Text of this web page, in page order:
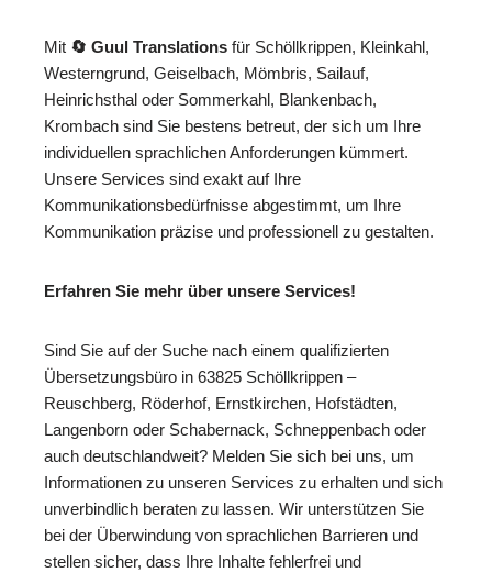
Mit 🔄 Guul Translations für Schöllkrippen, Kleinkahl,
Westerngrund, Geiselbach, Mömbris, Sailauf,
Heinrichsthal oder Sommerkahl, Blankenbach,
Krombach sind Sie bestens betreut, der sich um Ihre
individuellen sprachlichen Anforderungen kümmert.
Unsere Services sind exakt auf Ihre
Kommunikationsbedürfnisse abgestimmt, um Ihre
Kommunikation präzise und professionell zu gestalten.
Erfahren Sie mehr über unsere Services!
Sind Sie auf der Suche nach einem qualifizierten
Übersetzungsbüro in 63825 Schöllkrippen –
Reuschberg, Röderhof, Ernstkirchen, Hofstädten,
Langenborn oder Schabernack, Schneppenbach oder
auch deutschlandweit? Melden Sie sich bei uns, um
Informationen zu unseren Services zu erhalten und sich
unverbindlich beraten zu lassen. Wir unterstützen Sie
bei der Überwindung von sprachlichen Barrieren und
stellen sicher, dass Ihre Inhalte fehlerfrei und